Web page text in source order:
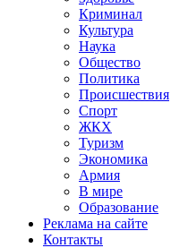
Криминал
Культура
Наука
Общество
Политика
Происшествия
Спорт
ЖКХ
Туризм
Экономика
Армия
В мире
Образование
Реклама на сайте
Контакты